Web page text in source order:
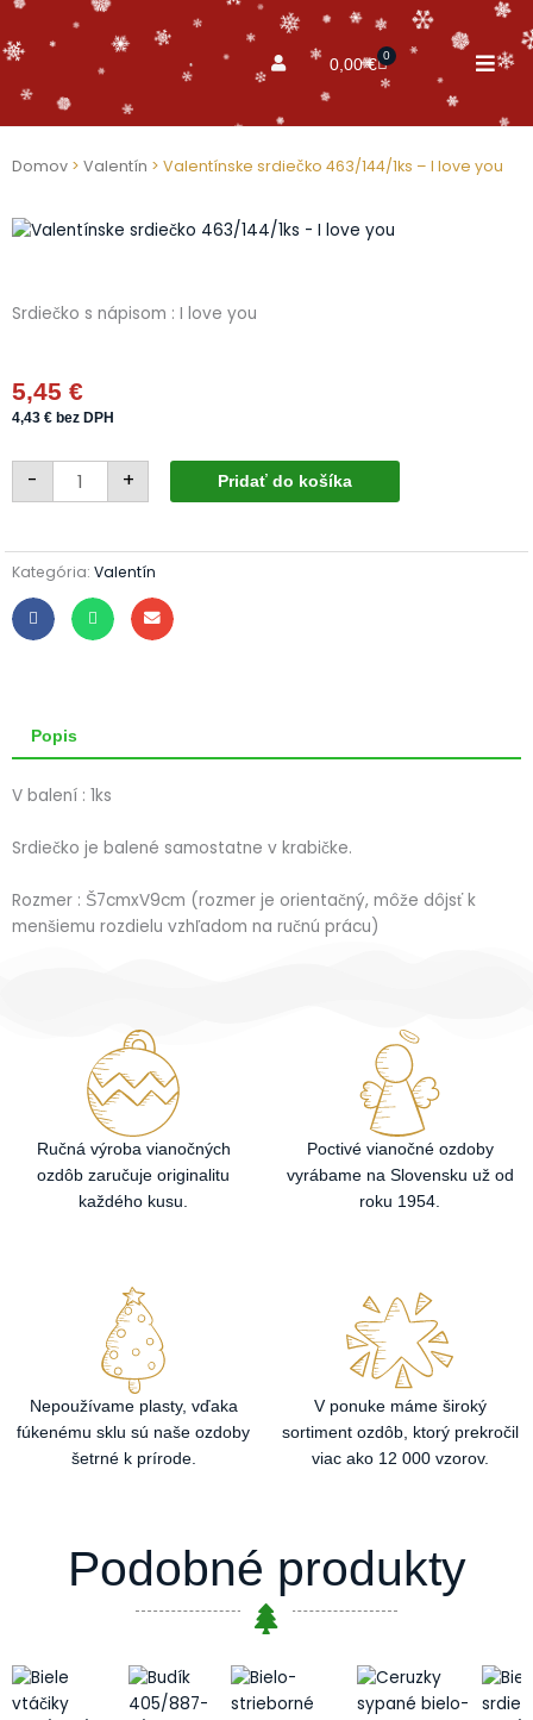
0,00€ 0
Cart
Domov > Valentín > Valentínske srdiečko 463/144/1ks – I love you
Srdiečko s nápisom : I love you
5,45 €
4,43 € bez DPH
- množstvo
Valentínske
srdiečko
love
you
+ Pridať do košíka
Kategória: Valentín
Popis
V balení : 1ks
Srdiečko je balené samostatne v krabičke.
Rozmer : Š7cmxV9cm (rozmer je orientačný, môže dôjsť k
menšiemu rozdielu vzhľadom na ručnú prácu)
Ručná výroba vianočných
ozdôb zaručuje originalitu
každého kusu.
Poctivé vianočné ozdoby
vyrábame na Slovensku už od
roku 1954.
Nepoužívame plasty, vďaka
fúkenému sklu sú naše ozdoby
šetrné k prírode.
V ponuke máme široký
sortiment ozdôb, ktorý prekročil
viac ako 12 000 vzorov.
Podobné produkty